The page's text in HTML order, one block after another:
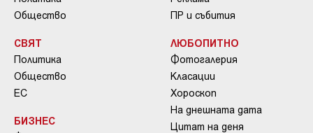
Общество
СВЯТ
Политика
Общество
ЕС
БИЗНЕС
ПР и събития
ЛЮБОПИТНО
Фотогалерия
Класации
Хороскоп
На днешната дата
Цитат на деня